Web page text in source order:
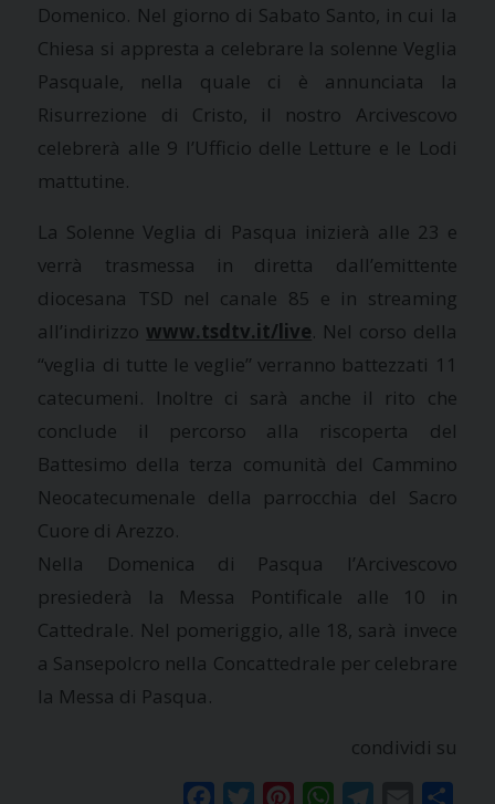
Domenico. Nel giorno di Sabato Santo, in cui la
Chiesa si appresta a celebrare la solenne Veglia
Pasquale, nella quale ci è annunciata la
Risurrezione di Cristo, il nostro Arcivescovo
celebrerà alle 9 l’Ufficio delle Letture e le Lodi
mattutine.
La Solenne Veglia di Pasqua inizierà alle 23 e
verrà trasmessa in diretta dall’emittente
diocesana TSD nel canale 85 e in streaming
all’indirizzo www.tsdtv.it/live. Nel corso della
“veglia di tutte le veglie” verranno battezzati 11
catecumeni. Inoltre ci sarà anche il rito che
conclude il percorso alla riscoperta del
Battesimo della terza comunità del Cammino
Neocatecumenale della parrocchia del Sacro
Cuore di Arezzo.
Nella Domenica di Pasqua l’Arcivescovo
presiederà la Messa Pontificale alle 10 in
Cattedrale. Nel pomeriggio, alle 18, sarà invece
a Sansepolcro nella Concattedrale per celebrare
la Messa di Pasqua.
condividi su
FacebookTwitterPinterestWhatsAppTelegram
Email